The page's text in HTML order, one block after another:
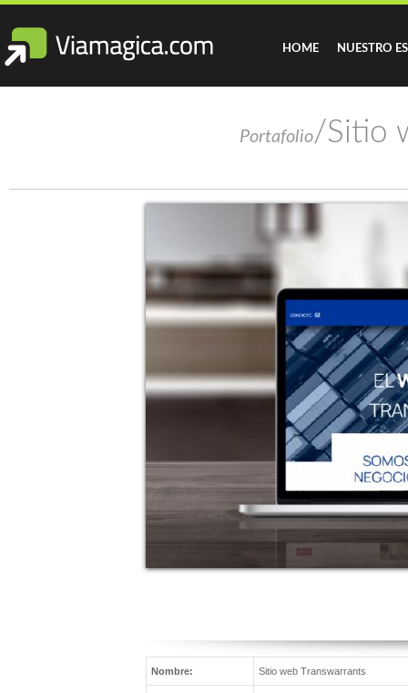
HOME NUESTRO
Portafolio/Sitio
Nombre: Sitio web Transwarrants